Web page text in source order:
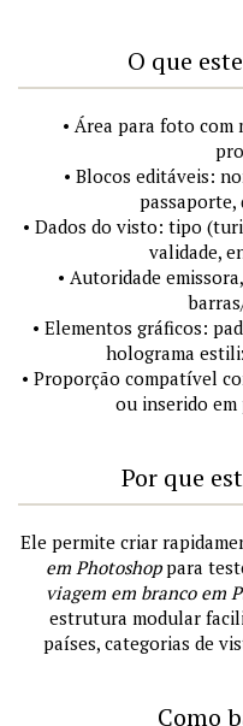
O que
• Área para foto com
• Blocos editáveis:
passaporte,
• Dados do visto: tipo
validade,
• Autoridade
• Elementos gráficos:
holograma
• Proporção compatível
ou inserido em
Por que
Ele permite criar
em Photoshoppara
viagem em branco em
estrutura modular
países, categorias de
Como